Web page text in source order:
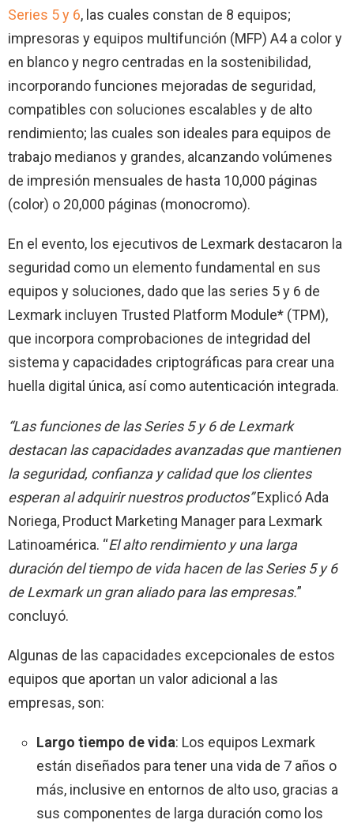
Series 5 y 6, las cuales constan de 8 equipos;
impresoras y equipos multifunción (MFP) A4 a color y
en blanco y negro centradas en la sostenibilidad,
incorporando funciones mejoradas de seguridad,
compatibles con soluciones escalables y de alto
rendimiento; las cuales son ideales para equipos de
trabajo medianos y grandes, alcanzando volúmenes
de impresión mensuales de hasta 10,000 páginas
(color) o 20,000 páginas (monocromo).
En el evento, los ejecutivos de Lexmark destacaron la
seguridad como un elemento fundamental en sus
equipos y soluciones, dado que las series 5 y 6 de
Lexmark incluyen Trusted Platform Module* (TPM),
que incorpora comprobaciones de integridad del
sistema y capacidades criptográficas para crear una
huella digital única, así como autenticación integrada.
“Las funciones de las Series 5 y 6 de Lexmark
destacan las capacidades avanzadas que mantienen
la seguridad, confianza y calidad que los clientes
esperan al adquirir nuestros productos”Explicó Ada
Noriega, Product Marketing Manager para Lexmark
Latinoamérica. “El alto rendimiento y una larga
duración del tiempo de vida hacen de las Series 5 y 6
de Lexmark un gran aliado para las empresas.”
concluyó.
Algunas de las capacidades excepcionales de estos
equipos que aportan un valor adicional a las
empresas, son:
Largo tiempo de vida: Los equipos Lexmark
están diseñados para tener una vida de 7 años o
más, inclusive en entornos de alto uso, gracias a
sus componentes de larga duración como los